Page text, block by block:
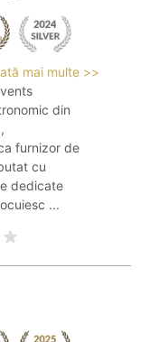
mai multe >>
din
furnizor de
cu
dedicate
...